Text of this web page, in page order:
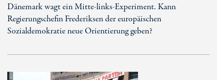
Dänemark wagt ein Mitte-links-Experiment. Kann
Regierungschefin Frederiksen der europäischen
Sozialdemokratie neue Orientierung geben?